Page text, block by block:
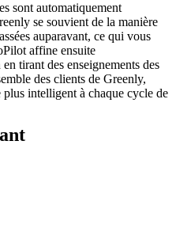
sont automatiquement
se souvient de la manière
auparavant, ce qui vous
affine ensuite
tirant des enseignements des
des clients de Greenly,
intelligent à chaque cycle de